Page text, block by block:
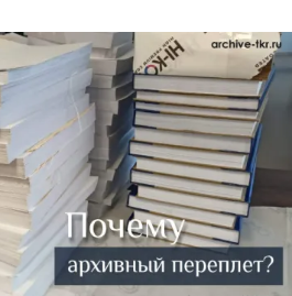
на металл, на...